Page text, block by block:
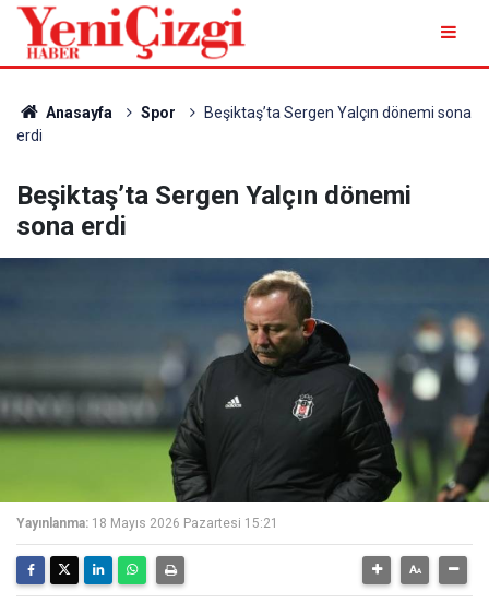
Anasayfa Spor
Beşiktaş’ta Sergen Yalçın dönemi sona
erdi
Beşiktaş’ta Sergen Yalçın dönemi
sona erdi
Yayınlanma: 18 Mayıs 2026 Pazartesi 15:21